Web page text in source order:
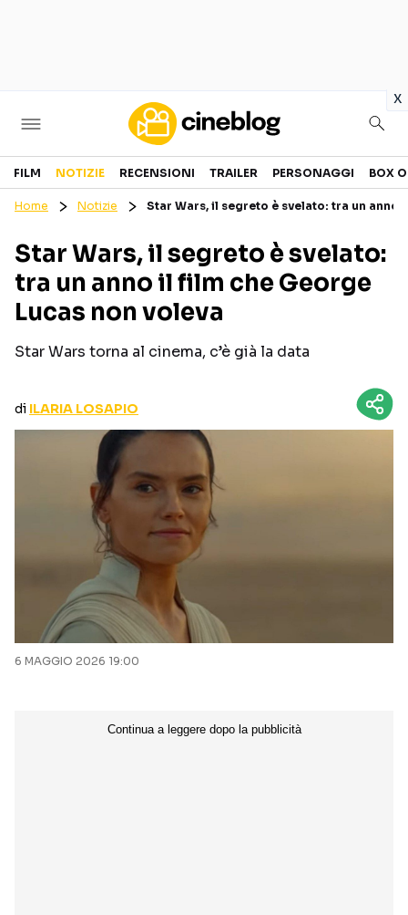
x
Cinema
GENERI
PERSONAGGI
CANALI STREAMING
Categorie
RECENSIONI
Seguici sui social
FILM NOTIZIE RECENSIONI TRAILER PERSONAGGI BOX
Home Notizie Star Wars, il segreto è svelato: tra un anno
Star Wars, il segreto è svelato:
tra un anno il film che George
Lucas non voleva
Star Wars torna al cinema, c’è già la data
di ILARIA LOSAPIO
6 MAGGIO 2026 19:00